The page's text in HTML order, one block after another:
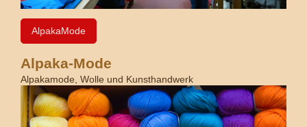
AlpakaMode
Alpaka-Mode
Alpakamode, Wolle und Kunsthandwerk